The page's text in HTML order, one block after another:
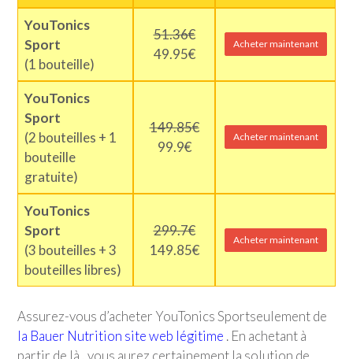
YouTonics
Sport
(1 bouteille)
51.36€
49.95€
Acheter maintenant
YouTonics
Sport
(2 bouteilles + 1
bouteille
gratuite)
149.85€
99.9€
Acheter maintenant
YouTonics
Sport
(3 bouteilles + 3
bouteilles libres)
299.7€
149.85€
Acheter maintenant
Assurez-vous d’acheter YouTonics Sportseulement de
la Bauer Nutrition site web légitime . En achetant à
partir de là , vous aurez certainement la solution de